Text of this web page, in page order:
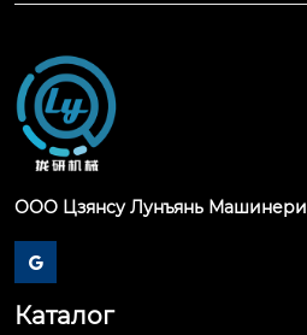
ООО Цзянсу Лунъянь Машинери

Каталог